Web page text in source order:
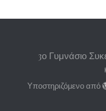
3ο Γυμνάσιο
Υποστηριζόμενο από